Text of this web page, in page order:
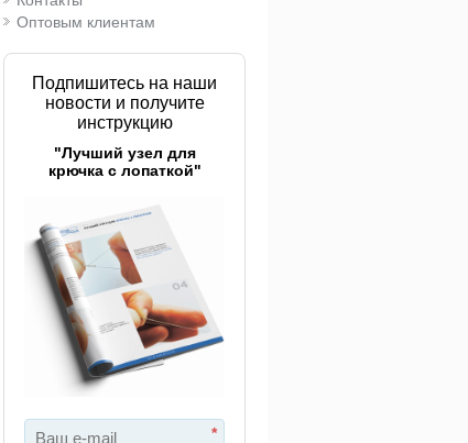
Оптовым клиентам
Подпишитесь на наши
новости и получите
инструкцию
"Лучший узел для
крючка с лопаткой"
*